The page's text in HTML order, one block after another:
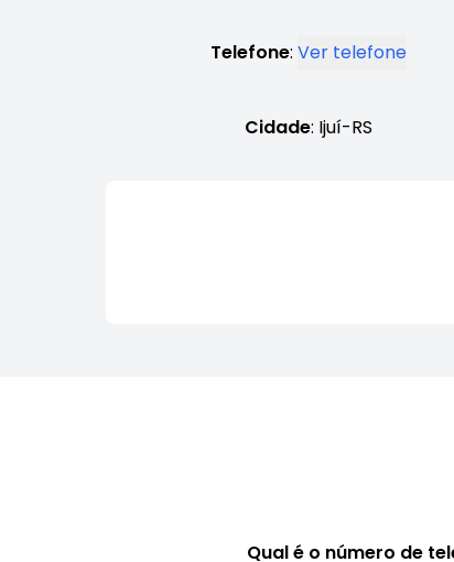
Telefone: Ver telefone
Cidade: Ijuí-RS
Qual é o número de